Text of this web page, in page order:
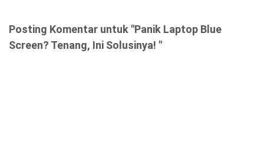
Posting Komentar untuk "Panik Laptop Blue
Screen? Tenang, Ini Solusinya! "